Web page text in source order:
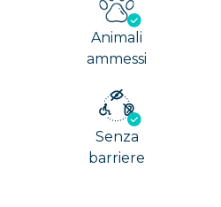
Animali
ammessi
Senza
barriere